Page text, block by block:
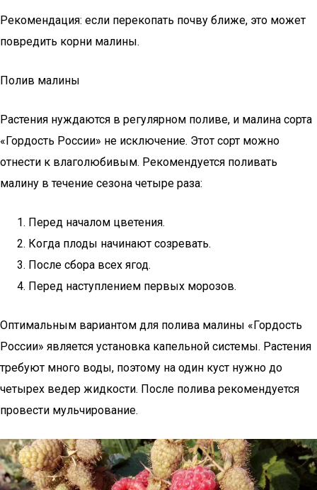
Рекомендация: если перекопать почву ближе, это может
повредить корни малины.
Полив малины
Растения нуждаются в регулярном поливе, и малина сорта
«Гордость России» не исключение. Этот сорт можно
отнести к влаголюбивым. Рекомендуется поливать
малину в течение сезона четыре раза:
Перед началом цветения.
Когда плоды начинают созревать.
После сбора всех ягод.
Перед наступлением первых морозов.
Оптимальным вариантом для полива малины «Гордость
России» является установка капельной системы. Растения
требуют много воды, поэтому на один куст нужно до
четырех ведер жидкости. После полива рекомендуется
провести мульчирование.